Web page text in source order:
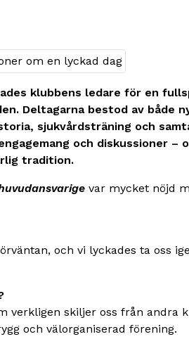
klubbens ledare för en
Deltagarna bestod av både
sjukvårdsträning och
och diskussioner –
tradition.
var mycket nöjd
och vi lyckades ta oss
verkligen skiljer oss från andra
och välorganiserad förening.